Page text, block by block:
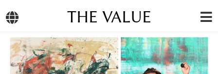
THE VALUE